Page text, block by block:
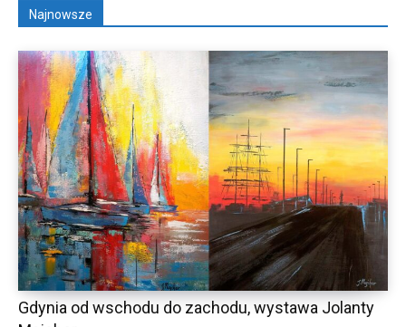
Najnowsze
Gdynia od wschodu do zachodu, wystawa Jolanty